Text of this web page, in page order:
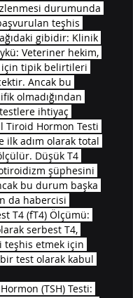
durumunda
teşhis
gibidir: Klinik
Veteriner hekim,
tipik belirtileri
Ancak bu
olmadığından
ihtiyaç
Tiroid Hormon Testi
ilk adım olarak total
Düşük T4
şüphesini
bu durum başka
da habercisi
T4 (fT4) Ölçümü:
serbest T4,
teşhis etmek için
test olarak kabul
(TSH) Testi: